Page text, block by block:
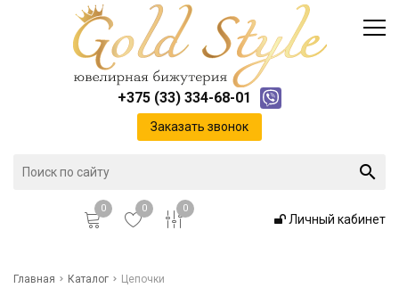
+375 (33) 334-68-01
Заказать звонок
0 0 0
Личный кабинет
Главная Каталог Цепочки
Каталог
Доставка и оплата
Инфо
Контакты
Положение о cookie-файлах